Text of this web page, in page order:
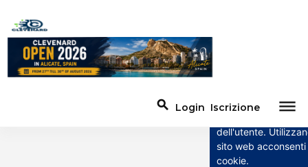
dehaze
search Login Iscrizione
Questo sito web
dell'utente.
sito web
cookie.